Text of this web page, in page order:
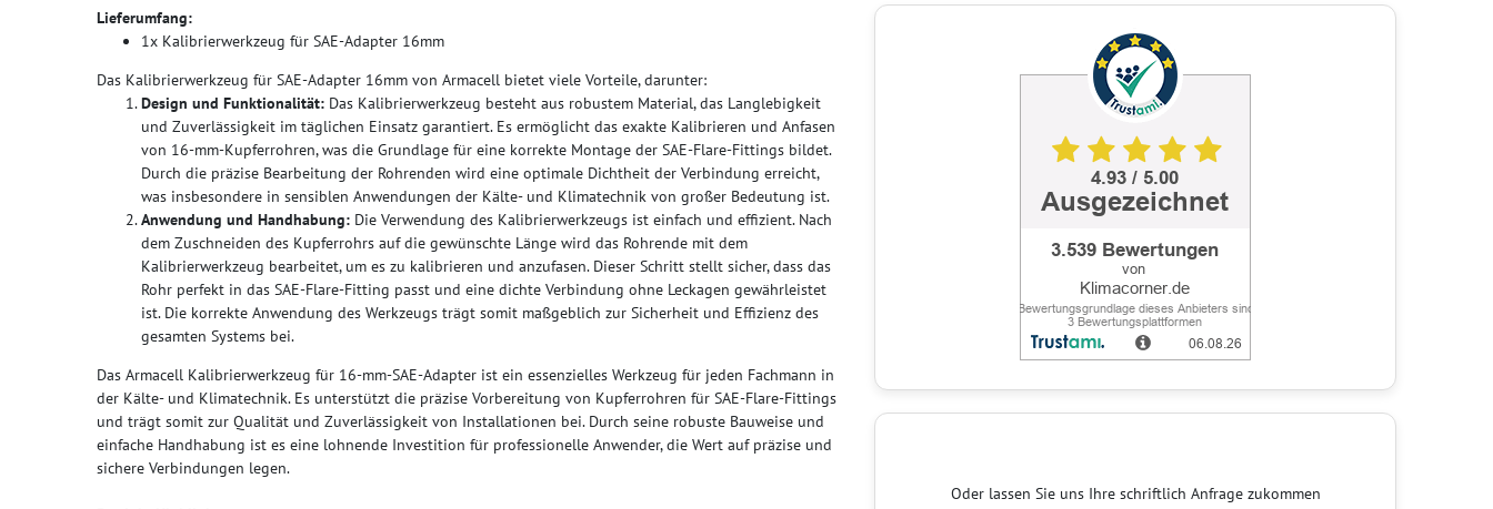
Lieferumfang:
1x Kalibrierwerkzeug für SAE-Adapter 16mm
Das Kalibrierwerkzeug für SAE-Adapter 16mm von Armacell bietet viele Vorteile, darunter:
Design und Funktionalität: Das Kalibrierwerkzeug besteht aus robustem Material, das Langlebigkeit
und Zuverlässigkeit im täglichen Einsatz garantiert. Es ermöglicht das exakte Kalibrieren und Anfasen
von 16-mm-Kupferrohren, was die Grundlage für eine korrekte Montage der SAE-Flare-Fittings bildet.
Durch die präzise Bearbeitung der Rohrenden wird eine optimale Dichtheit der Verbindung erreicht,
was insbesondere in sensiblen Anwendungen der Kälte- und Klimatechnik von großer Bedeutung ist.
Anwendung und Handhabung: Die Verwendung des Kalibrierwerkzeugs ist einfach und effizient. Nach
dem Zuschneiden des Kupferrohrs auf die gewünschte Länge wird das Rohrende mit dem
Kalibrierwerkzeug bearbeitet, um es zu kalibrieren und anzufasen. Dieser Schritt stellt sicher, dass das
Rohr perfekt in das SAE-Flare-Fitting passt und eine dichte Verbindung ohne Leckagen gewährleistet
ist. Die korrekte Anwendung des Werkzeugs trägt somit maßgeblich zur Sicherheit und Effizienz des
gesamten Systems bei.
Das Armacell Kalibrierwerkzeug für 16-mm-SAE-Adapter ist ein essenzielles Werkzeug für jeden Fachmann in
der Kälte- und Klimatechnik. Es unterstützt die präzise Vorbereitung von Kupferrohren für SAE-Flare-Fittings
und trägt somit zur Qualität und Zuverlässigkeit von Installationen bei. Durch seine robuste Bauweise und
einfache Handhabung ist es eine lohnende Investition für professionelle Anwender, die Wert auf präzise und
sichere Verbindungen legen.
Oder lassen Sie uns Ihre schriftlich Anfrage zukommen